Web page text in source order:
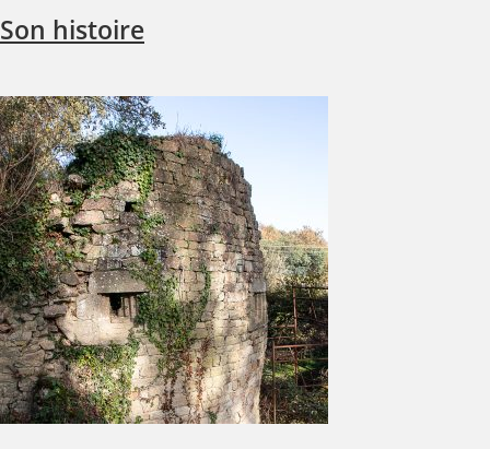
Son histoire